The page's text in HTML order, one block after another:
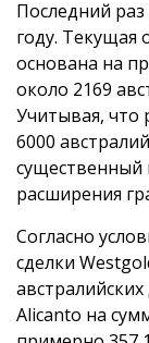
Последний
году. Текущая
основана на
около 2169
Учитывая, что
6000
существенный
расширения
Согласно
сделки
Alicanto на